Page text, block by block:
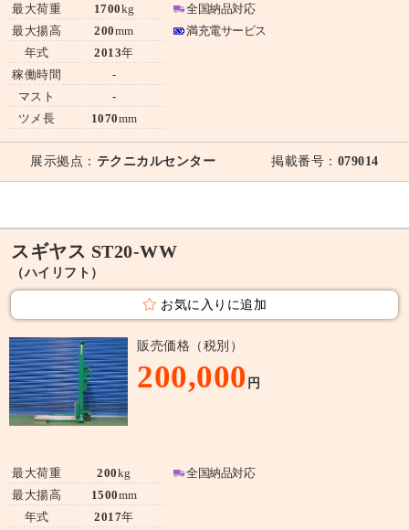
最大荷重
最大揚高
年式
稼働時間
マスト
ツメ長
1700kg
200mm
2013年
-
-
1070mm
全国納品対応
満充電サービス
展示拠点： テクニカルセンター 掲載番号： 079014
スギヤス ST20-WW
（ハイリフト）
お気に入りに追加
販売価格（税別）
200,000 円
最大荷重
最大揚高
年式
200kg
1500mm
2017年
全国納品対応